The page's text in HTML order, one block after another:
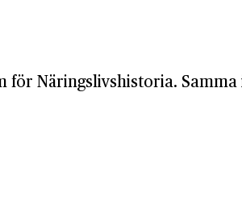
för Näringslivshistoria.